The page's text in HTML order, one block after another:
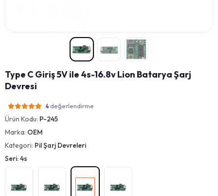
Type C Giriş 5V ile 4s-16.8v Lion Batarya Şarj
Devresi
4 değerlendirme
Ürün Kodu: P-245
Marka: OEM
Kategori: Pil Şarj Devreleri
Seri: 4s